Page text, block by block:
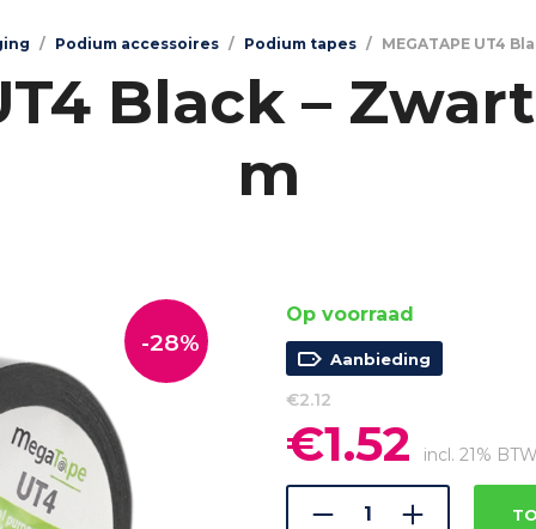
/ Podium accessoires / Podium tapes / MEGATAPE UT4
Black –
m
-28%
Op voorraad
Aanbieding
€2.12
Oorspronkelijke
prijs
was:
€2.12.
€1.52 prijs
is:
€1.52.
incl. 21% BTW